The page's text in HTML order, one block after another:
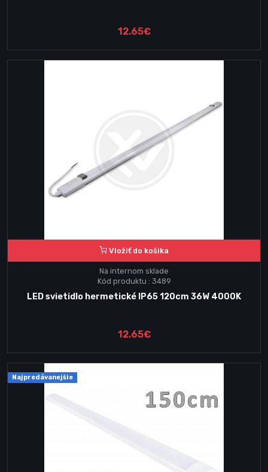
12.65€
Vložiť do košika
Na internom sklade
Kód produktu : 3489
LED svietidlo hermetické IP65 120cm 36W 4000K
12.65€
Najpredávanejšie